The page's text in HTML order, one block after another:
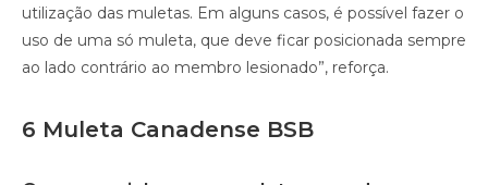
utilização das muletas. Em alguns casos, é possível fazer o
uso de uma só muleta, que deve ficar posicionada sempre
ao lado contrário ao membro lesionado”, reforça.
6 Muleta Canadense BSB